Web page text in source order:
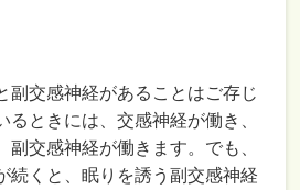
副交感神経があることはご存じ
るときには、交感神経が働き、
副交感神経が働きます。でも、
続くと、眠りを誘う副交感神経